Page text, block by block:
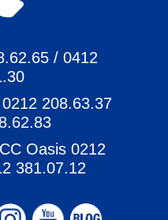
/ 0412
208.63.37
Oasis 0212
381.07.12